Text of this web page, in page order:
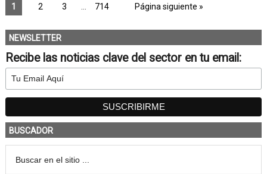
1 2 3 714 Página siguiente »
NEWSLETTER
Recibe las noticias clave del sector en tu email:
BUSCADOR